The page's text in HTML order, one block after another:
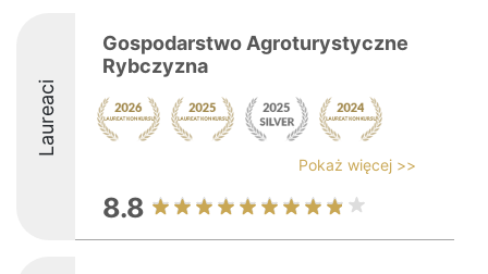
Laureaci
Gospodarstwo Agroturystyczne
Rybczyzna
Pokaż więcej >>
8.8